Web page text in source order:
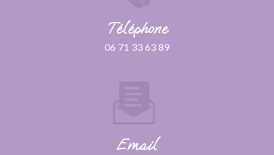
Téléphone
06 71 33 63 89
Email